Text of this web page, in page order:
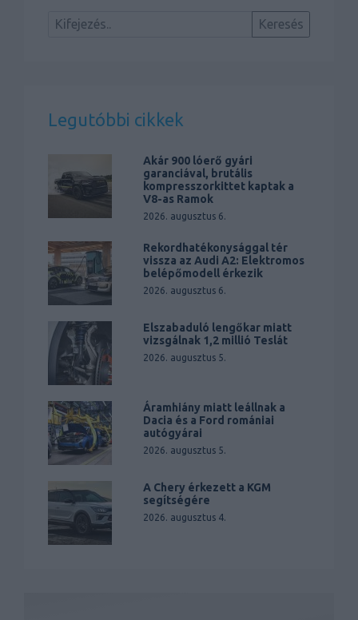
Legutóbbi cikkek
Akár 900 lóerő gyári
garanciával, brutális
kompresszorkittet kaptak a
V8-as Ramok
2026. augusztus 6.
Rekordhatékonysággal tér
vissza az Audi A2: Elektromos
belépőmodell érkezik
2026. augusztus 6.
Elszabaduló lengőkar miatt
vizsgálnak 1,2 millió Teslát
2026. augusztus 5.
Áramhiány miatt leállnak a
Dacia és a Ford romániai
autógyárai
2026. augusztus 5.
A Chery érkezett a KGM
segítségére
2026. augusztus 4.